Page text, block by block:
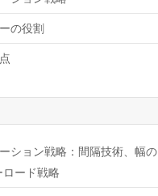
の役割
ション戦略：間隔技術、幅の
ード戦略